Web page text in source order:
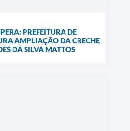
PREFEITURA DE
AMPLIAÇÃO DA CRECHE
DA SILVA MATTOS